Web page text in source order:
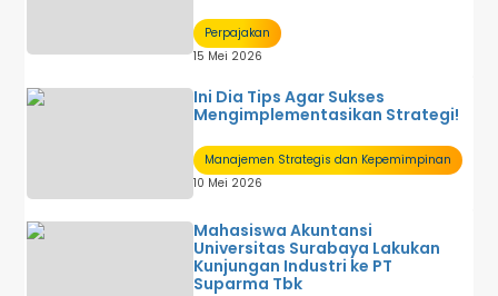
Perpajakan
15 Mei 2026
Ini Dia Tips Agar Sukses
Mengimplementasikan Strategi!
Manajemen Strategis dan Kepemimpinan
10 Mei 2026
Mahasiswa Akuntansi
Universitas Surabaya Lakukan
Kunjungan Industri ke PT
Suparma Tbk